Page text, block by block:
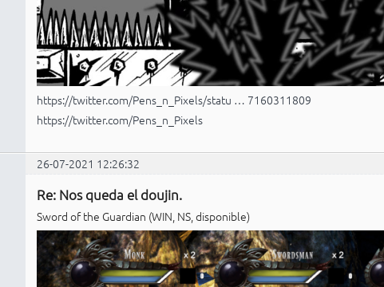
https://twitter.com/Pens_n_Pixels/statu … 7160311809
https://twitter.com/Pens_n_Pixels
26-07-2021 12:26:32
Re: Nos queda el doujin.
Sword of the Guardian (WIN, NS, disponible)